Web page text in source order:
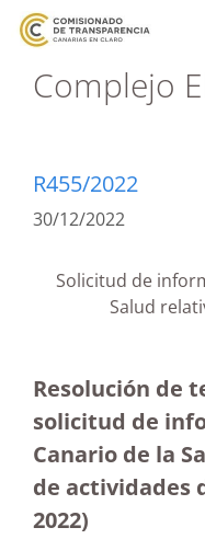
Complejo
R455/2022
30/12/2022
Solicitud de
Salud
Resolución de
solicitud de
Canario de la
de actividades
2022)